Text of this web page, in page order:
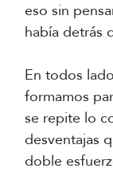
eso sin
había detrás
En todos
formamos
se repite lo
desventajas
doble